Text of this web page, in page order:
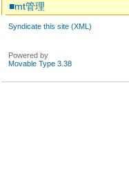
■mt管理
Syndicate this site (XML)
Powered by
Movable Type 3.38